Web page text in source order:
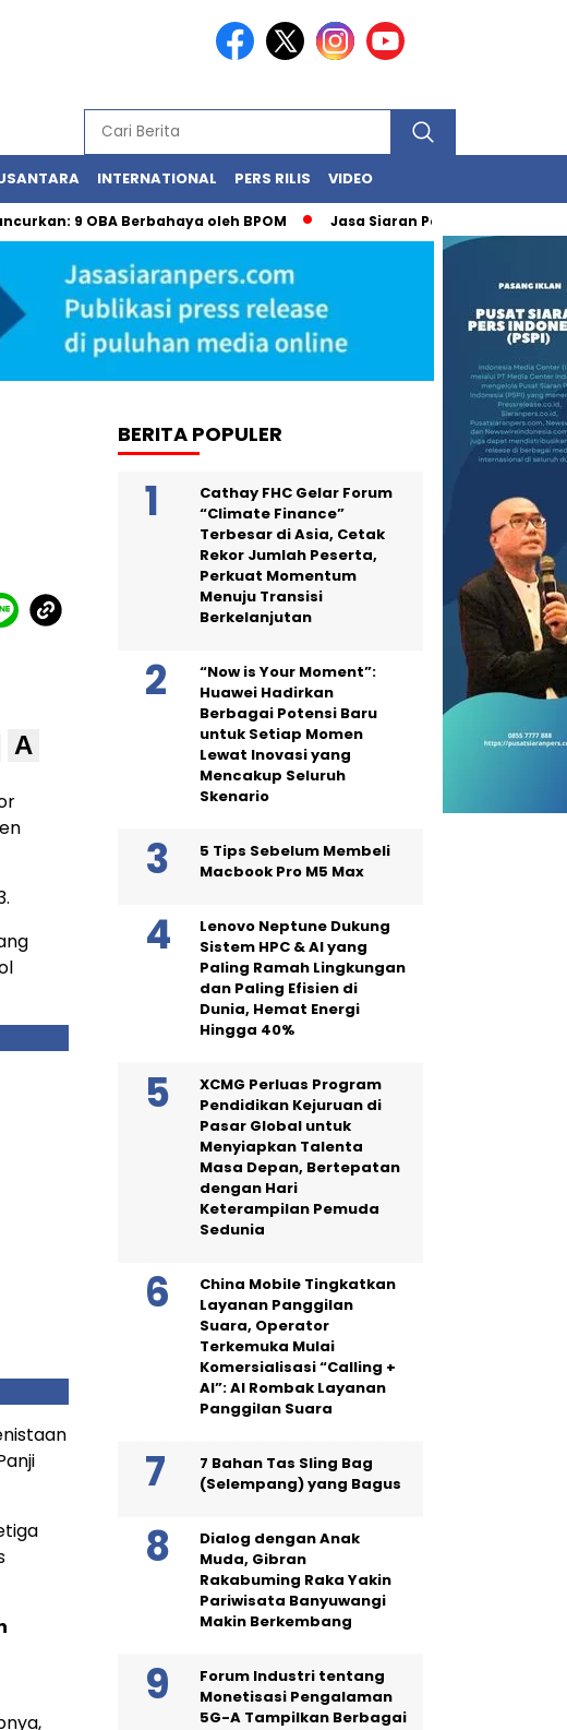
INTERNATIONAL PERS RILIS VIDEO
9 OBA Berbahaya oleh BPOM Jasa Siaran Pers Persriliscom
A
BERITA POPULER
Cathay FHC Gelar Forum
“Climate Finance”
Terbesar di Asia, Cetak
Rekor Jumlah Peserta,
Perkuat Momentum
Menuju Transisi
Berkelanjutan
“Now is Your Moment”:
Huawei Hadirkan
Berbagai Potensi Baru
untuk Setiap Momen
Lewat Inovasi yang
Mencakup Seluruh
Skenario
5 Tips Sebelum Membeli
Macbook Pro M5 Max
Lenovo Neptune Dukung
Sistem HPC & AI yang
Paling Ramah Lingkungan
dan Paling Efisien di
Dunia, Hemat Energi
Hingga 40%
XCMG Perluas Program
Pendidikan Kejuruan di
Pasar Global untuk
Menyiapkan Talenta
Masa Depan, Bertepatan
dengan Hari
Keterampilan Pemuda
Sedunia
China Mobile Tingkatkan
Layanan Panggilan
Suara, Operator
Terkemuka Mulai
Komersialisasi “Calling +
AI”: AI Rombak Layanan
Panggilan Suara
7 Bahan Tas Sling Bag
(Selempang) yang Bagus
Dialog dengan Anak
Muda, Gibran
Rakabuming Raka Yakin
Pariwisata Banyuwangi
Makin Berkembang
Forum Industri tentang
Monetisasi Pengalaman
5G-A Tampilkan Berbagai